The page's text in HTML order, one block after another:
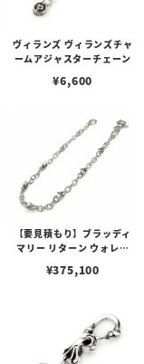
ヴィランズ ヴィランズチャ
ームアジャスターチェーン
¥6,600
【要見積もり】ブラッディ
マリー リターン ウォレッ
¥375,100